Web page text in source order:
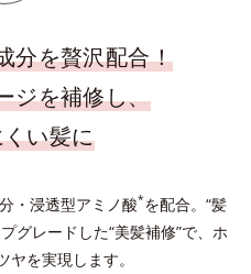
分を贅沢配合！
ジを補修し、
い髪に
・浸透型アミノ酸*を配合。“髪
グレードした“美髪補修”で、ホ
を実現します。